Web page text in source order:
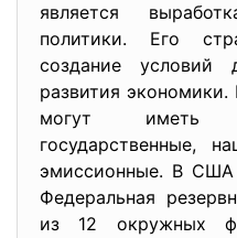
является
политики. Его
создание условий
развития
могут иметь
государственные,
эмиссионные. В
Федеральная
из 12 окружных